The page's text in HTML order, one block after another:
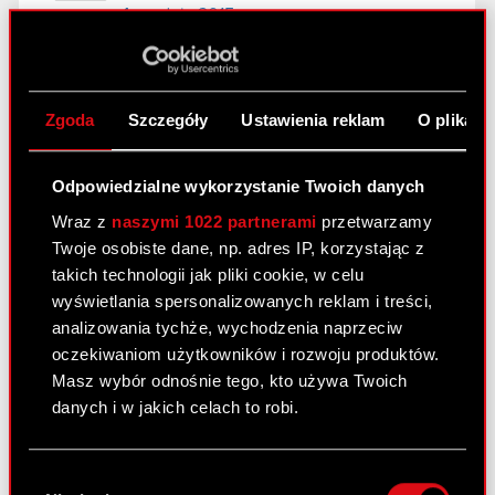
Zgoda Szczegóły Ustawienia reklam O
Odpowiedzialne wykorzystanie Twoich danych
Wraz z naszymi 1022 partnerami przetwarzamy
Twoje osobiste dane, np. adres IP, korzystając z
takich technologii jak pliki cookie, w celu
wyświetlania spersonalizowanych reklam i treści,
analizowania tychże, wychodzenia naprzeciw
oczekiwaniom użytkowników i rozwoju produktów.
Masz wybór odnośnie tego, kto używa Twoich
danych i w jakich celach to robi.
Gromadzić dane dotyczące Twojej
4 grudnia 2015 r.
Raport bieżacy nr 25/2015
29 października 2015
PDF
dotyczącej podjętych negocjacji
Raport bieżacy nr 24/2015
21 października 2015
PDF
Rozwiązanie umowy o kredyt w
rachunku bieżącym zawartej z mBank
S.A.